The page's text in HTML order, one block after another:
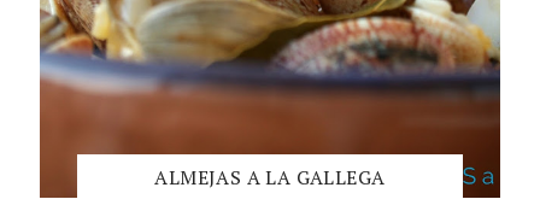
ALMEJAS A LA GALLEGA